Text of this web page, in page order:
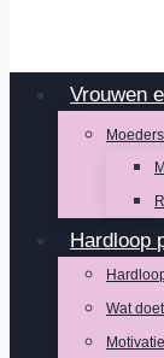
Vrouwen
Hardloop
Wat
Motivatie